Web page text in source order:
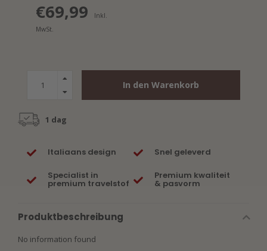
€69,99
Inkl.
MwSt.
In den Warenkorb
1 dag
Italiaans design Snel geleverd
Specialist in
premium travelstof
Premium kwaliteit
& pasvorm
Produktbeschreibung
No information found